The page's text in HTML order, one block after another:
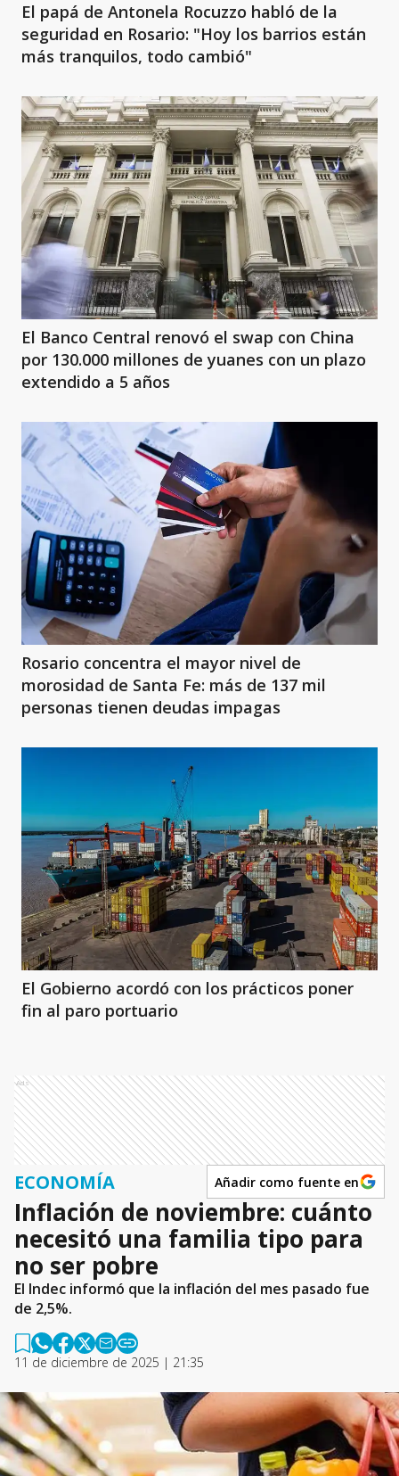
El papá de Antonela Rocuzzo habló de la
seguridad en Rosario: "Hoy los barrios están
más tranquilos, todo cambió"
El Banco Central renovó el swap con China
por 130.000 millones de yuanes con un plazo
extendido a 5 años
Rosario concentra el mayor nivel de
morosidad de Santa Fe: más de 137 mil
personas tienen deudas impagas
El Gobierno acordó con los prácticos poner
fin al paro portuario
Ads
ECONOMÍA Añadir como fuente en
Inflación de noviembre: cuánto
necesitó una familia tipo para
no ser pobre
El Indec informó que la inflación del mes pasado fue
de 2,5%.
11 de diciembre de 2025 | 21:35